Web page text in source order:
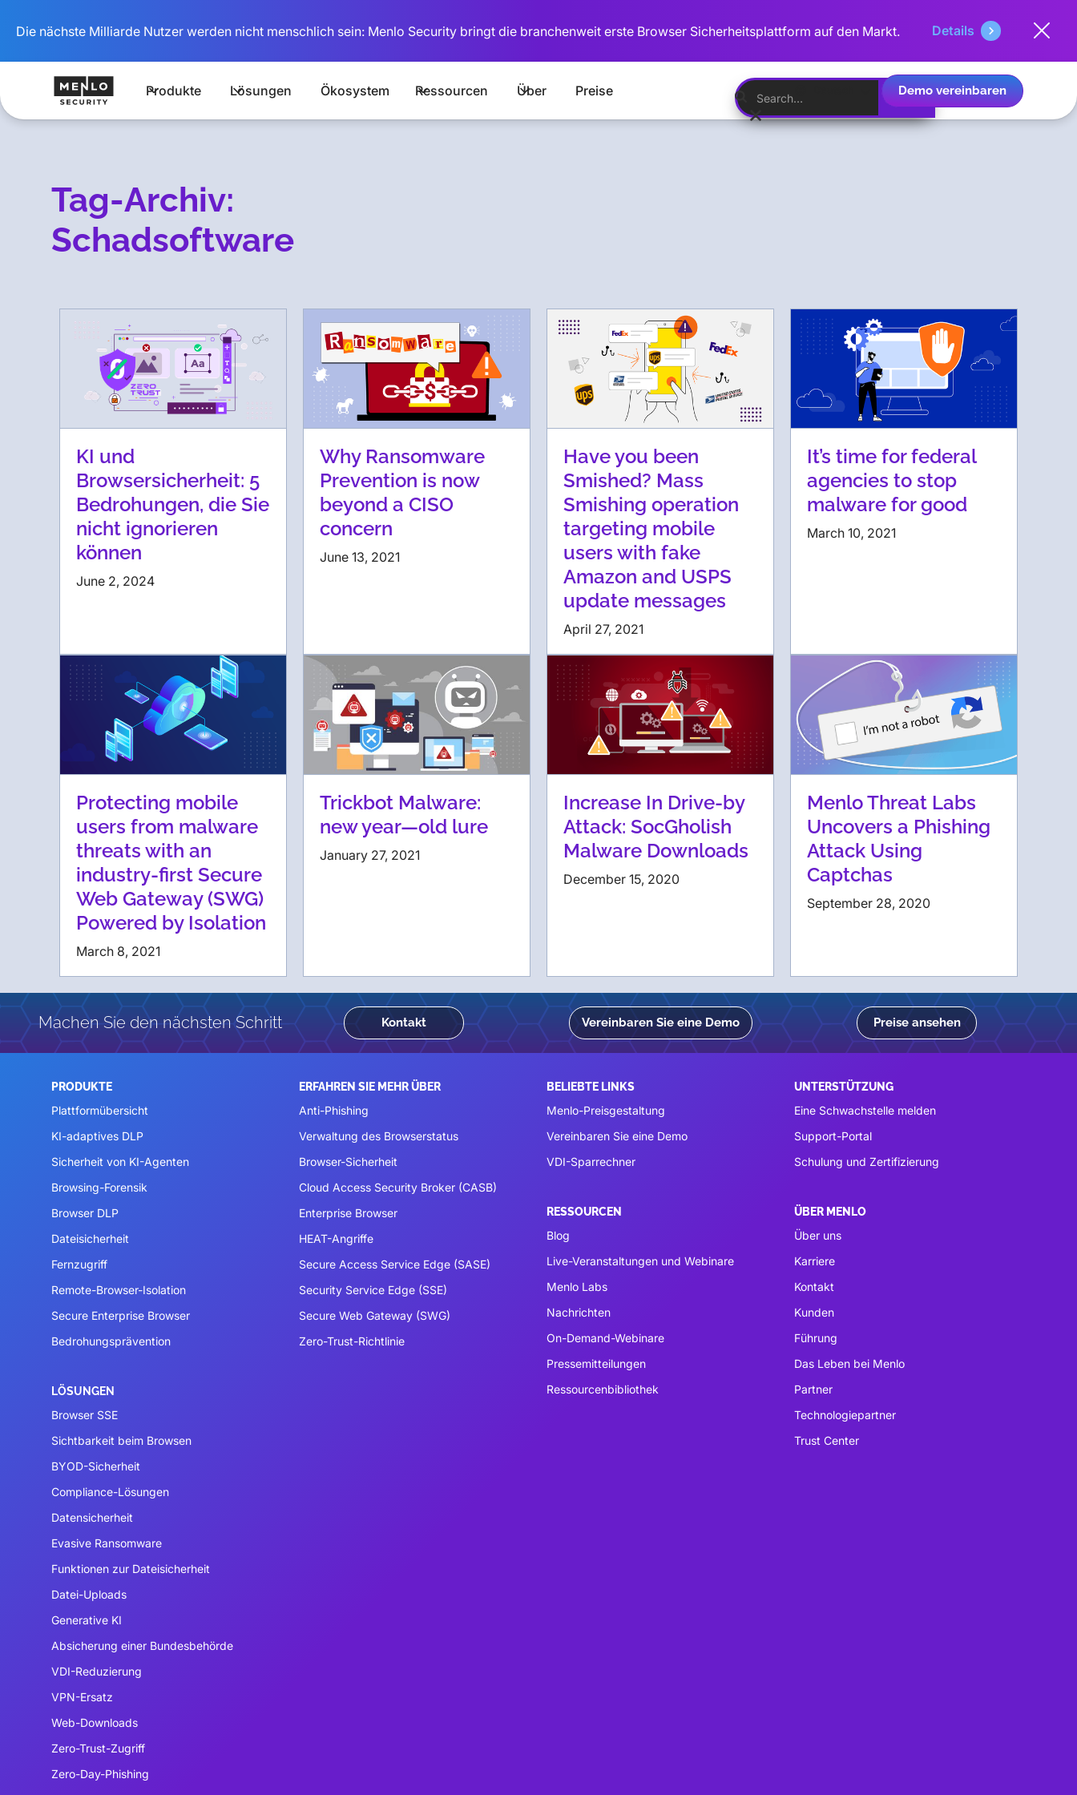
Die nächste Milliarde Nutzer werden nicht menschlich sein: Menlo Security bringt die branchenweit erste Browser Sicherheitsplattform auf den Markt. Details
Produkte Lösungen Ökosystem Ressourcen Über Preise Demo vereinbaren
Tag-Archiv:
Schadsoftware
KI und
Browsersicherheit: 5
Bedrohungen, die Sie
nicht ignorieren
können
June 2, 2024
Why Ransomware
Prevention is now
beyond a CISO
concern
June 13, 2021
Have you been
Smished? Mass
Smishing operation
targeting mobile
users with fake
Amazon and USPS
update messages
April 27, 2021
It’s time for federal
agencies to stop
malware for good
March 10, 2021
Protecting mobile
users from malware
threats with an
industry-first Secure
Web Gateway (SWG)
Powered by Isolation
March 8, 2021
Trickbot Malware:
new year—old lure
January 27, 2021
Increase In Drive-by
Attack: SocGholish
Malware Downloads
December 15, 2020
Menlo Threat Labs
Uncovers a Phishing
Attack Using
Captchas
September 28, 2020
Machen Sie den nächsten Schritt Kontakt Vereinbaren Sie eine Demo Preise ansehen
PRODUKTE
Plattformübersicht
KI-adaptives DLP
Sicherheit von KI-Agenten
Browsing-Forensik
Browser DLP
Dateisicherheit
Fernzugriff
Remote-Browser-Isolation
Secure Enterprise Browser
Bedrohungsprävention
LÖSUNGEN
Browser SSE
Sichtbarkeit beim Browsen
BYOD-Sicherheit
Compliance-Lösungen
Datensicherheit
Evasive Ransomware
Funktionen zur Dateisicherheit
Datei-Uploads
Generative KI
Absicherung einer Bundesbehörde
VDI-Reduzierung
VPN-Ersatz
Web-Downloads
Zero-Trust-Zugriff
Zero-Day-Phishing
ERFAHREN SIE MEHR ÜBER
Anti-Phishing
Verwaltung des Browserstatus
Browser-Sicherheit
Cloud Access Security Broker (CASB)
Enterprise Browser
HEAT-Angriffe
Secure Access Service Edge (SASE)
Security Service Edge (SSE)
Secure Web Gateway (SWG)
Zero-Trust-Richtlinie
BELIEBTE LINKS
Menlo-Preisgestaltung
Vereinbaren Sie eine Demo
VDI-Sparrechner
RESSOURCEN
Blog
Live-Veranstaltungen und Webinare
Menlo Labs
Nachrichten
On-Demand-Webinare
Pressemitteilungen
Ressourcenbibliothek
UNTERSTÜTZUNG
Eine Schwachstelle melden
Support-Portal
Schulung und Zertifizierung
ÜBER MENLO
Über uns
Karriere
Kontakt
Kunden
Führung
Das Leben bei Menlo
Partner
Technologiepartner
Trust Center